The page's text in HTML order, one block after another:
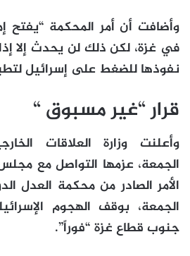
وأضافت أن أمر المحكمة “يفتح
في غزة، لكن ذلك لن يحدث إلا
نفوذها للضغط على إسرائيل
قرار “غير مسبوق “
وأعلنت وزارة العلاقات
الجمعة، عزمها التواصل مع
الأمر الصادر من محكمة العدل
الجمعة، بوقف الهجوم
جنوب قطاع غزة “فوراً”.